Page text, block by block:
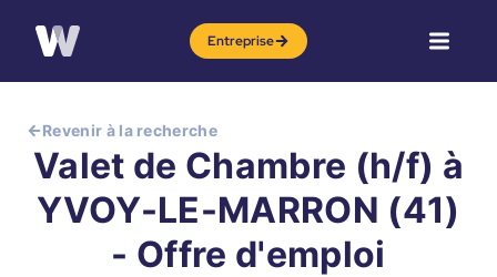
Entreprise
Revenir à la recherche
Valet de Chambre (h/f) à
YVOY-LE-MARRON (41)
- Offre d'emploi